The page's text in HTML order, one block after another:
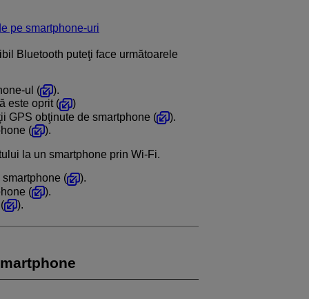
pe smartphone-uri
Bluetooth puteţi face următoarele
ul (
).
este oprit (
)
GPS obţinute de smartphone (
).
(
).
la un smartphone prin Wi-Fi.
(
).
(
).
).